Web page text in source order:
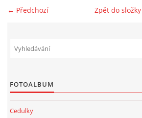
← Předchozí Zpět do složky
FOTOALBUM
Cedulky